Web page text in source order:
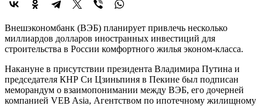
Внешэкономбанк (ВЭБ) планирует привлечь несколько
миллиардов долларов иностранных инвестиций для
строительства в России комфортного жилья эконом-класса.
Накануне в присутствии президента Владимира Путина и
председателя КНР Си Цзиньпиня в Пекине был подписан
меморандум о взаимопонимании между ВЭБ, его дочерней
компанией VEB Asia, Агентством по ипотечному жилищному